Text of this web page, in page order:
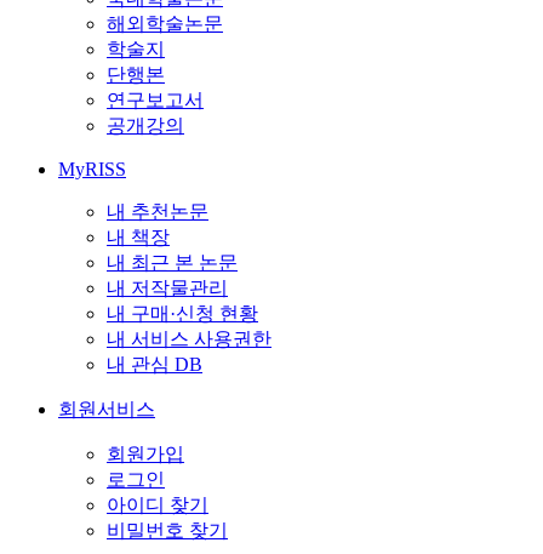
해외학술논문
학술지
단행본
연구보고서
공개강의
MyRISS
내 추천논문
내 책장
내 최근 본 논문
내 저작물관리
내 구매·신청 현황
내 서비스 사용권한
내 관심 DB
회원서비스
회원가입
로그인
아이디 찾기
비밀번호 찾기